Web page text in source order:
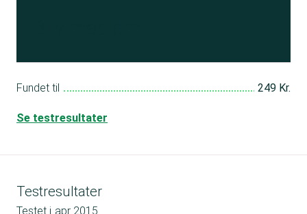
Fundet til 249 Kr.
Se testresultater
Testresultater
Testet i apr 2015